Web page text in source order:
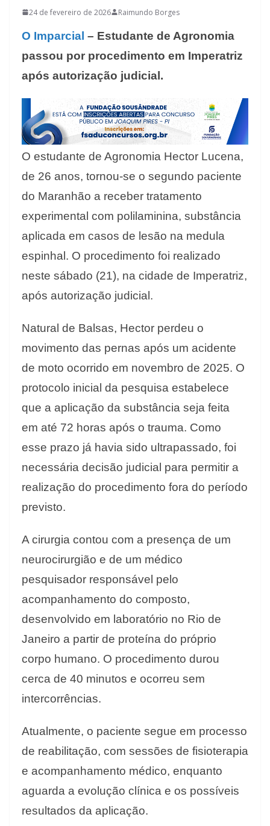
24 de fevereiro de 2026 Raimundo Borges
O Imparcial – Estudante de Agronomia
passou por procedimento em Imperatriz
após autorização judicial.
O estudante de Agronomia Hector Lucena,
de 26 anos, tornou-se o segundo paciente
do Maranhão a receber tratamento
experimental com polilaminina, substância
aplicada em casos de lesão na medula
espinhal. O procedimento foi realizado
neste sábado (21), na cidade de Imperatriz,
após autorização judicial.
Natural de Balsas, Hector perdeu o
movimento das pernas após um acidente
de moto ocorrido em novembro de 2025. O
protocolo inicial da pesquisa estabelece
que a aplicação da substância seja feita
em até 72 horas após o trauma. Como
esse prazo já havia sido ultrapassado, foi
necessária decisão judicial para permitir a
realização do procedimento fora do período
previsto.
A cirurgia contou com a presença de um
neurocirurgião e de um médico
pesquisador responsável pelo
acompanhamento do composto,
desenvolvido em laboratório no Rio de
Janeiro a partir de proteína do próprio
corpo humano. O procedimento durou
cerca de 40 minutos e ocorreu sem
intercorrências.
Atualmente, o paciente segue em processo
de reabilitação, com sessões de fisioterapia
e acompanhamento médico, enquanto
aguarda a evolução clínica e os possíveis
resultados da aplicação.